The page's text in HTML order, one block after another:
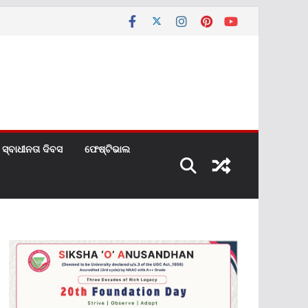
ସ୍ବାଧୀନତା ଦିବସ ଫେଷ୍ଟିଭାଲ